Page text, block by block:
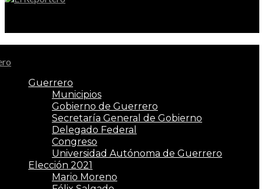
Guerrero
Municipios
Gobierno de Guerrero
Secretaría General de Gobierno
Delegado Federal
Congreso
Universidad Autónoma de Guerrero
Elección 2021
Mario Moreno